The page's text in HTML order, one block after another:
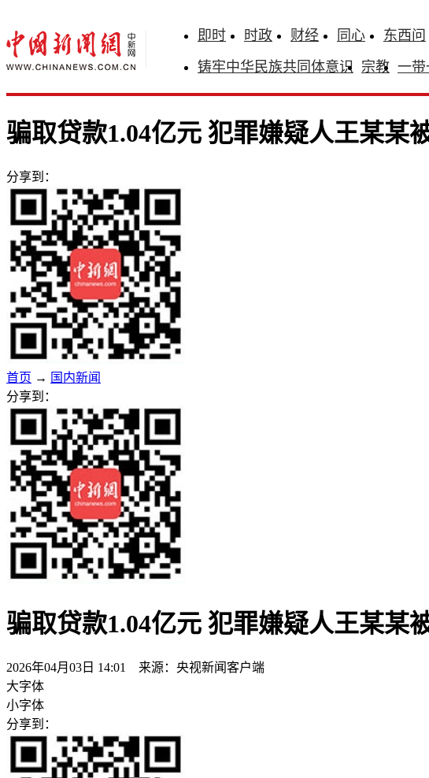
即时 时政 财经 同心 东西问
铸牢中华民族共同体意识 宗教 一带
骗取贷款1.04亿元 犯罪嫌疑人王某某
分享到：
首页 → 国内新闻
分享到：
骗取贷款1.04亿元 犯罪嫌疑人王某某
2026年04月03日 14:01 来源：央视新闻客户端
大字体
小字体
分享到：